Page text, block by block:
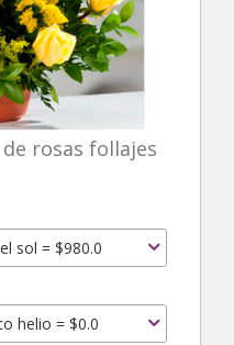
rosas follajes
sol = $980.0
helio = $0.0